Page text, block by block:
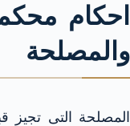
احكام
والمصلحة
المصلحة التى تجيز